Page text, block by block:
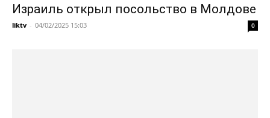
Израиль открыл посольство в Молдове
liktv - 04/02/2025 15:03 0